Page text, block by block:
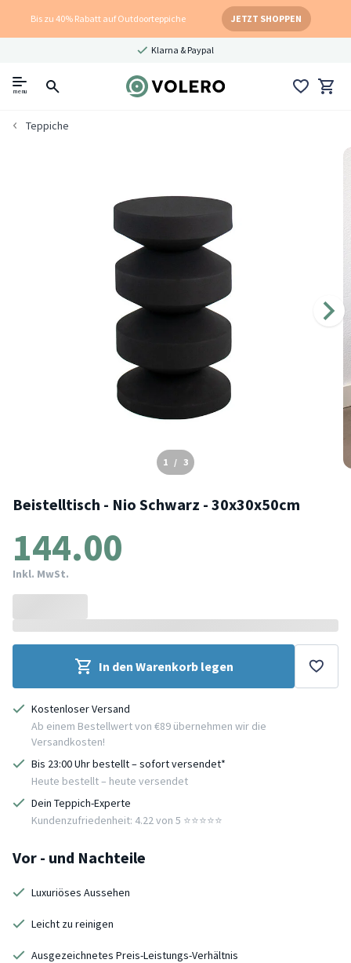
Bis zu 40% Rabatt auf Outdoorteppiche JETZT SHOPPEN
Klarna & Paypal
menu
Teppiche
1 / 3
Beistelltisch - Nio Schwarz - 30x30x50cm
144.00
Inkl. MwSt.
In den Warenkorb legen
Kostenloser Versand
Ab einem Bestellwert von €89 übernehmen wir die
Versandkosten!
Bis 23:00 Uhr bestellt – sofort versendet*
Heute bestellt – heute versendet
Dein Teppich-Experte
Kundenzufriedenheit: 4.22 von 5 ⭐️⭐️⭐️⭐️⭐️
Vor - und Nachteile
Luxuriöses Aussehen
Leicht zu reinigen
Ausgezeichnetes Preis-Leistungs-Verhältnis